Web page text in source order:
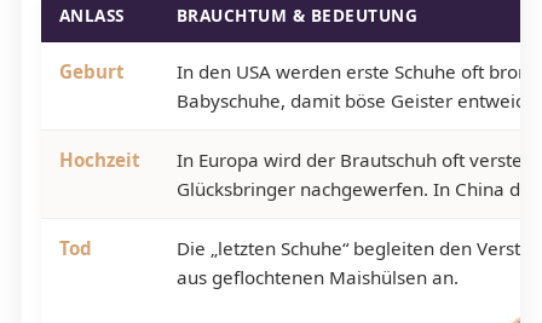
ANLASS BRAUCHTUM & BEDEUTUNG
Geburt
In den USA werden erste Schuhe oft
Babyschuhe, damit böse Geister
Hochzeit
In Europa wird der Brautschuh oft
Glücksbringer nachgewerfen. In China
Tod
Die „letzten Schuhe“ begleiten den
aus geflochtenen Maishülsen an.